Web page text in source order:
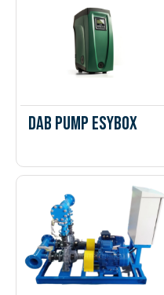
DAB PUMP ESYBOX